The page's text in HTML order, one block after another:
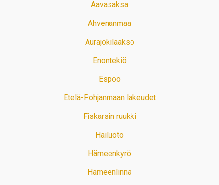
Aavasaksa
Ahvenanmaa
Aurajokilaakso
Enontekiö
Espoo
Etelä-Pohjanmaan lakeudet
Fiskarsin ruukki
Hailuoto
Hämeenkyrö
Hämeenlinna